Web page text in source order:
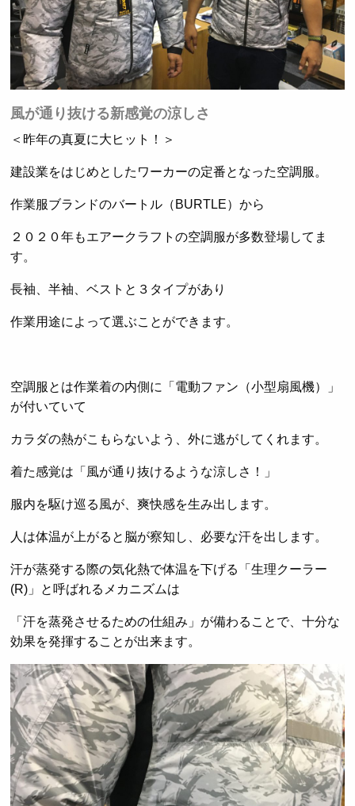
風が通り抜ける新感覚の涼しさ
＜昨年の真夏に大ヒット！＞
建設業をはじめとしたワーカーの定番となった空調服。
作業服ブランドのバートル（BURTLE）から
２０２０年もエアークラフトの空調服が多数登場してま
す。
長袖、半袖、ベストと３タイプがあり
作業用途によって選ぶことができます。
空調服とは作業着の内側に「電動ファン（小型扇風機）」
が付いていて
カラダの熱がこもらないよう、外に逃がしてくれます。
着た感覚は「風が通り抜けるような涼しさ！」
服内を駆け巡る風が、爽快感を生み出します。
人は体温が上がると脳が察知し、必要な汗を出します。
汗が蒸発する際の気化熱で体温を下げる「生理クーラー
(R)」と呼ばれるメカニズムは
「汗を蒸発させるための仕組み」が備わることで、十分な
効果を発揮することが出来ます。